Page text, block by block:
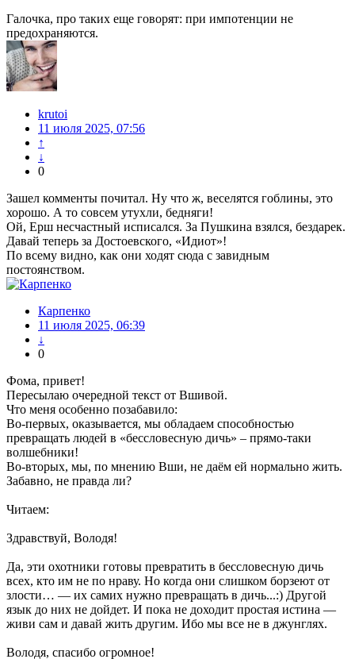
Галочка, про таких еще говорят: при импотенции не
предохраняются.
krutoi
11 июля 2025, 07:56
↑
↓
0
Зашел комменты почитал. Ну что ж, веселятся гоблины, это
хорошо. А то совсем утухли, бедняги!
Ой, Ерш несчастный исписался. За Пушкина взялся, бездарек.
Давай теперь за Достоевского, «Идиот»!
По всему видно, как они ходят сюда с завидным
постоянством.
Карпенко
11 июля 2025, 06:39
↓
0
Фома, привет!
Пересылаю очередной текст от Вшивой.
Что меня особенно позабавило:
Во-первых, оказывается, мы обладаем способностью
превращать людей в «бессловесную дичь» – прямо-таки
волшебники!
Во-вторых, мы, по мнению Вши, не даём ей нормально жить.
Забавно, не правда ли?
Читаем:
Здравствуй, Володя!
Да, эти охотники готовы превратить в бессловесную дичь
всех, кто им не по нраву. Но когда они слишком борзеют от
злости… — их самих нужно превращать в дичь...:) Другой
язык до них не дойдет. И пока не доходит простая истина —
живи сам и давай жить другим. Ибо мы все не в джунглях.
Володя, спасибо огромное!